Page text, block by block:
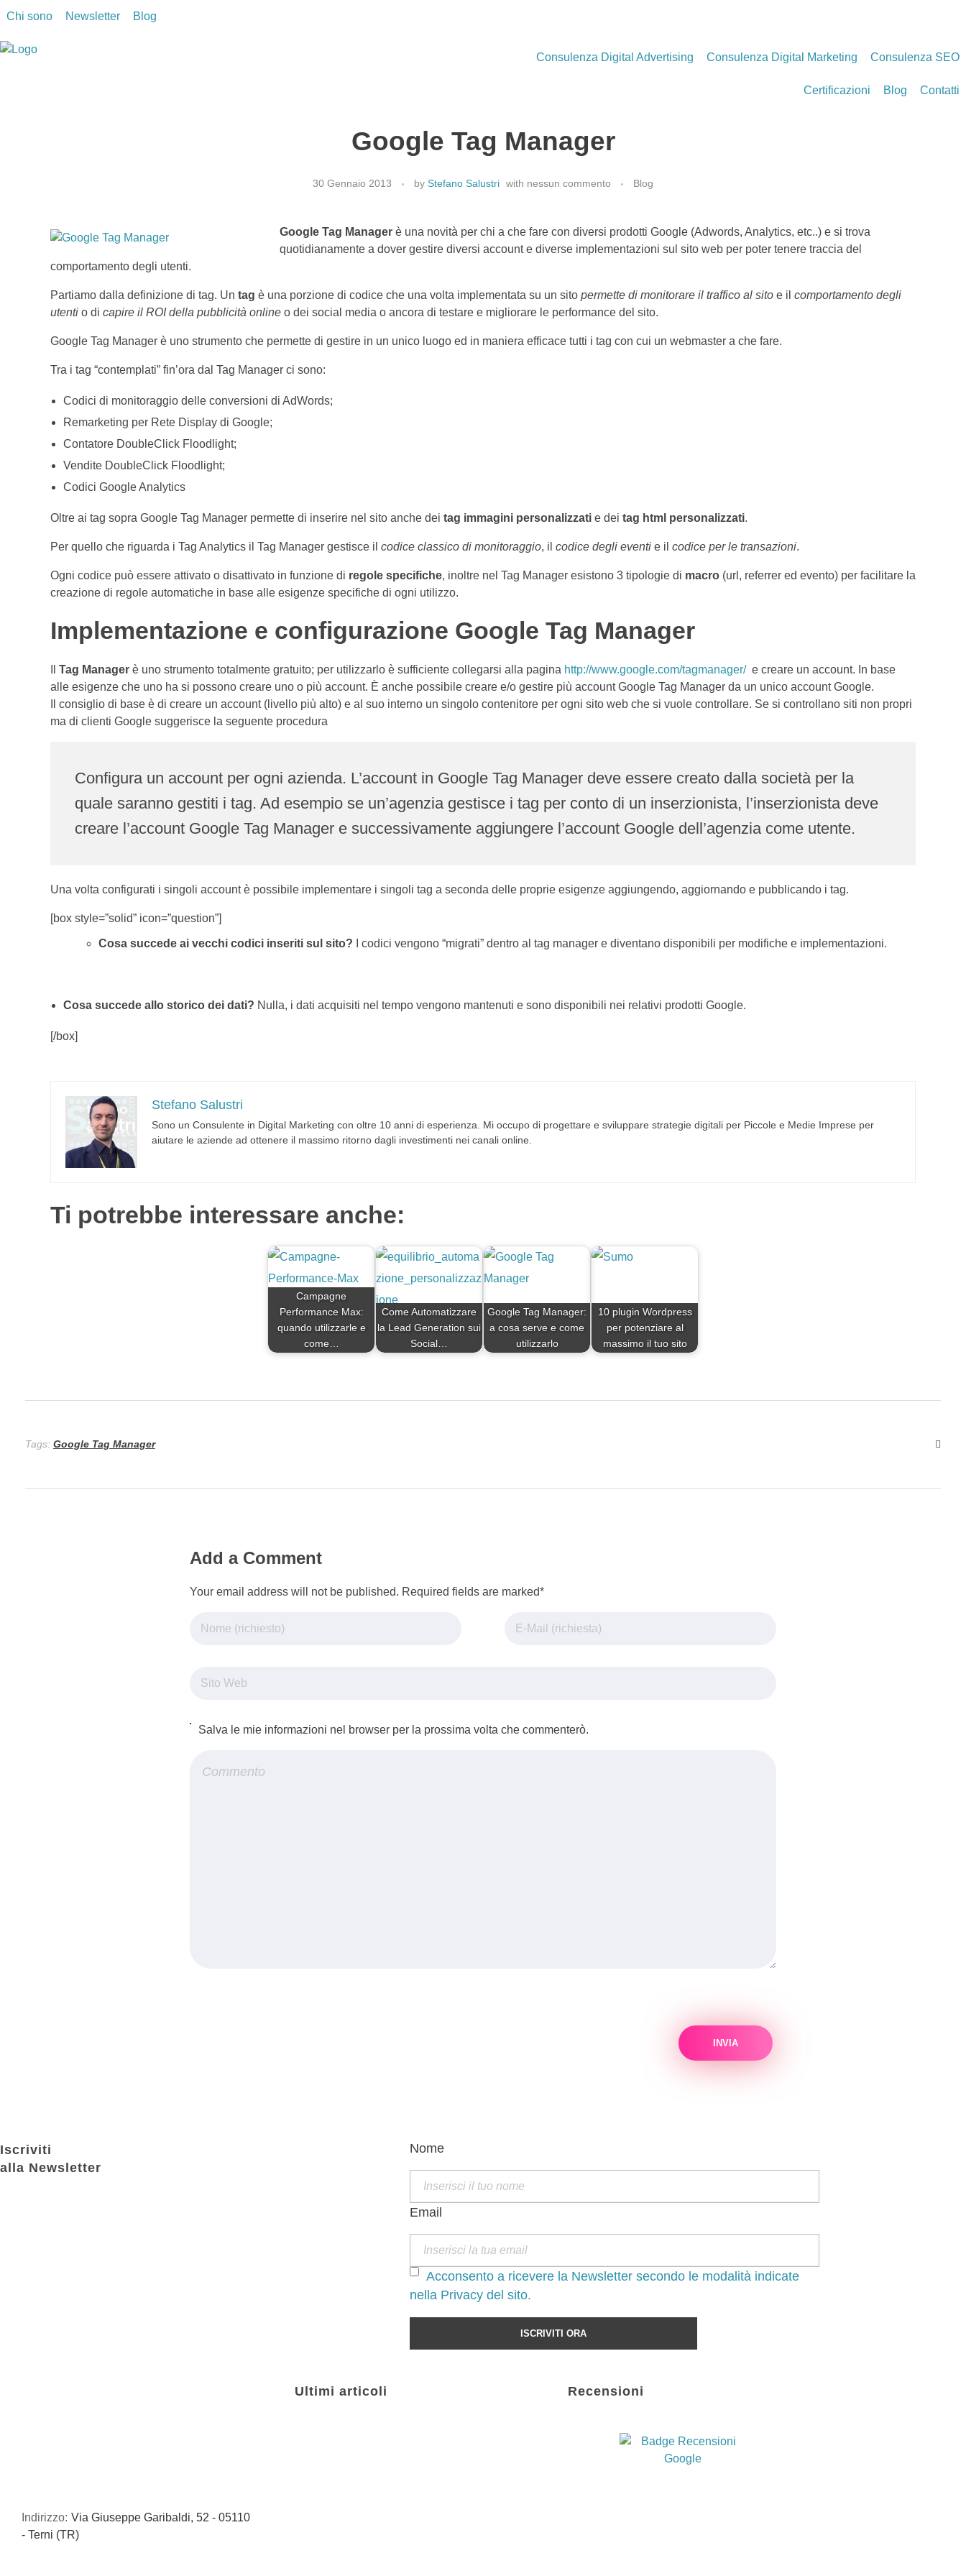
Chi sono Newsletter Blog
Consulenza Digital Advertising Consulenza Digital Marketing Consulenza SEO
Certificazioni Blog Contatti
Google Tag Manager
30 Gennaio 2013 by Stefano Salustri with nessun commento Blog
Google Tag Manager è una novità per chi a che fare con diversi prodotti Google (Adwords, Analytics, etc..) e si trova
quotidianamente a dover gestire diversi account e diverse implementazioni sul sito web per poter tenere traccia del
comportamento degli utenti.
Partiamo dalla definizione di tag. Un tag è una porzione di codice che una volta implementata su un sito permette di monitorare il traffico al sito e il comportamento degli
utenti o di capire il ROI della pubblicità online o dei social media o ancora di testare e migliorare le performance del sito.
Google Tag Manager è uno strumento che permette di gestire in un unico luogo ed in maniera efficace tutti i tag con cui un webmaster a che fare.
Tra i tag “contemplati” fin’ora dal Tag Manager ci sono:
Codici di monitoraggio delle conversioni di AdWords;
Remarketing per Rete Display di Google;
Contatore DoubleClick Floodlight;
Vendite DoubleClick Floodlight;
Codici Google Analytics
Oltre ai tag sopra Google Tag Manager permette di inserire nel sito anche dei tag immagini personalizzati e dei tag html personalizzati.
Per quello che riguarda i Tag Analytics il Tag Manager gestisce il codice classico di monitoraggio, il codice degli eventi e il codice per le transazioni.
Ogni codice può essere attivato o disattivato in funzione di regole specifiche, inoltre nel Tag Manager esistono 3 tipologie di macro (url, referrer ed evento) per facilitare la
creazione di regole automatiche in base alle esigenze specifiche di ogni utilizzo.
Implementazione e configurazione Google Tag Manager
Tag Manager è uno strumento totalmente gratuito; per utilizzarlo è sufficiente collegarsi alla pagina http://www.google.com/tagmanager/ e creare un account. In base
alle esigenze che uno ha si possono creare uno o più account. È anche possibile creare e/o gestire più account Google Tag Manager da un unico account Google.
Il consiglio di base è di creare un account (livello più alto) e al suo interno un singolo contenitore per ogni sito web che si vuole controllare. Se si controllano siti non propri
ma di clienti Google suggerisce la seguente procedura
Configura un account per ogni azienda. L’account in Google Tag Manager deve essere creato dalla società per la
quale saranno gestiti i tag. Ad esempio se un’agenzia gestisce i tag per conto di un inserzionista, l’inserzionista deve
creare l’account Google Tag Manager e successivamente aggiungere l’account Google dell’agenzia come utente.
Una volta configurati i singoli account è possibile implementare i singoli tag a seconda delle proprie esigenze aggiungendo, aggiornando e pubblicando i tag.
[box style=”solid” icon=”question”]
Cosa succede ai vecchi codici inseriti sul sito? I codici vengono “migrati” dentro al tag manager e diventano disponibili per modifiche e implementazioni.
Cosa succede allo storico dei dati? Nulla, i dati acquisiti nel tempo vengono mantenuti e sono disponibili nei relativi prodotti Google.
[/box]
Stefano Salustri
Sono un Consulente in Digital Marketing con oltre 10 anni di esperienza. Mi occupo di progettare e sviluppare strategie digitali per Piccole e Medie Imprese per
aiutare le aziende ad ottenere il massimo ritorno dagli investimenti nei canali online.
Ti potrebbe interessare anche:
Campagne
Performance Max:
quando utilizzarle e
come…
Come Automatizzare
la Lead Generation sui
Social…
Google Tag Manager:
a cosa serve e come
utilizzarlo
10 plugin Wordpress
per potenziare al
massimo il tuo sito
Tags: Google Tag Manager
Add a Comment
Your email address will not be published. Required fields are marked*
Salva le mie informazioni nel browser per la prossima volta che commenterò.
Iscriviti
alla Newsletter
Nome
Email
Acconsento a ricevere la Newsletter secondo le modalità indicate
nella Privacy del sito.
Indirizzo: Via Giuseppe Garibaldi, 52 - 05110
- Terni (TR)
Ultimi articoli Recensioni